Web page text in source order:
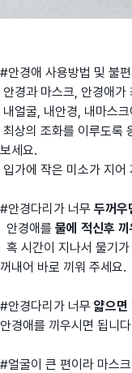
#안경애 사용방법 및 불
안경과 마스크, 안경애가
내얼굴, 내안경, 내마스
최상의 조화를 이루도록
보세요.
입가에 작은 미소가 지어
#안경다리가 너무 두꺼우
안경애를 물에 적신후 끼
혹 시간이 지나서 물기
꺼내어 바로 끼워 주세요.
#안경다리가 너무 얇으면
안경애를 끼우시면 됩니
#얼굴이 큰 편이라 마스크